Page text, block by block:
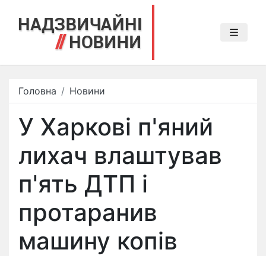
Головна Новини
У Харкові п'яний
лихач влаштував
п'ять ДТП і
протаранив
машину копів